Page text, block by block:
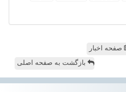
صفحه اخبار
بازگشت به صفحه اصلی